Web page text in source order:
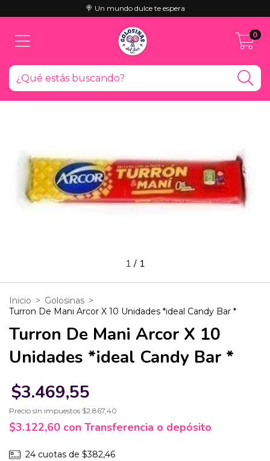
🍭 Un mundo dulce te espera
0
1/ 1
Inicio > Golosinas >
Turron De Mani Arcor X 10 Unidades *ideal Candy Bar *
Turron De Mani Arcor X 10
Unidades *ideal Candy Bar *
$3.469,55
Precio sin impuestos $2.867,40
$3.122,60 con Transferencia o depósito
24 cuotas de $382,46